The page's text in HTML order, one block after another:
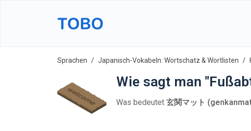
Sprachen Japanisch-Vokabeln: Wortschatz & Wortlisten
Wie sagt man
Was bedeutet 玄関マット